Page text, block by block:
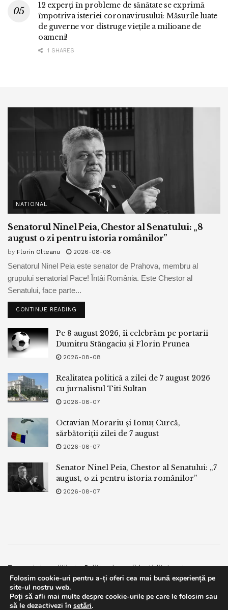
12 experți în probleme de sănătate se exprimă
împotriva isteriei coronavirusului: Măsurile luate
de guverne vor distruge viețile a milioane de
oameni!
1 SHARES
NATIONAL
Senatorul Ninel Peia, Chestor al Senatului: „8
august o zi pentru istoria românilor”
by Florin Olteanu 2026-08-08
Senatorul Ninel Peia este senator de Prahova, membru al
grupului senatorial Pace! Întâi România. Este Chestor al
Senatului, face parte...
CONTINUE READING
Pe 8 august 2026, îi celebrăm pe portarii
Dumitru Stângaciu și Florin Prunea
2026-08-08
Realitatea politică a zilei de 7 august 2026
cu jurnalistul Titi Sultan
2026-08-07
Octavian Morariu și Ionuț Curcă,
sărbătoriții zilei de 7 august
2026-08-07
Senator Ninel Peia, Chestor al Senatului: „7
august, o zi pentru istoria românilor”
2026-08-07
Termeni si conditii
Politica de confidentialitate
Facebook
Contact
© 2019bpnews- Business & Politics Newsbpnews.
Folosim cookie-uri pentru a-ți oferi cea mai bună experiență pe
site-ul nostru web.
Poți să afli mai multe despre cookie-urile pe care le folosim sau
să le dezactivezi în setări.
This website uses GDPR cookies. By continuing to use this